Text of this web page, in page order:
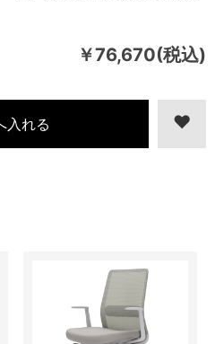
￥76,670(税込)